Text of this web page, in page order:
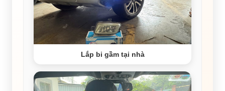
Lắp bi gầm tại nhà